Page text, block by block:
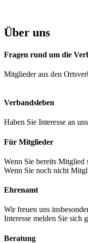
Über uns
Fragen rund um die
Mitglieder aus den
Verbandsleben
Haben Sie Interesse an
Für Mitglieder
Wenn Sie bereits Mitglied
Wenn Sie noch nicht
Ehrenamt
Wir freuen uns
Interesse melden Sie sich
Beratung